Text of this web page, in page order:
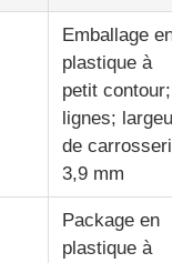
Emballage en
plastique à
petit contour; 8
lignes; largeur
de carrosserie
3,9 mm
Package en
plastique à